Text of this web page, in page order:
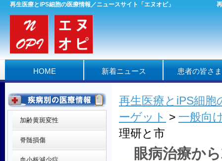
再生医療とiPS細胞の医療情報／ニュースサイト「エヌオピ」
HOME 新着ニュース 患者の皆さ
再生医療とiPS細
ーゲット > 一般向
理研と市
眼病治療か
加齢黄斑変性
脊髄損傷